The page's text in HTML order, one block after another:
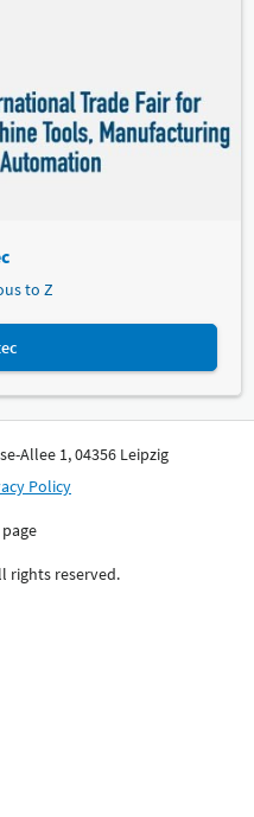
to Z
Allee 1, 04356 Leipzig
Policy
rights reserved.